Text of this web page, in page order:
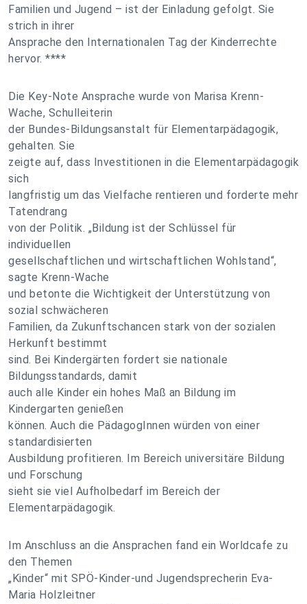
Familien und Jugend – ist der Einladung gefolgt. Sie
strich in ihrer
Ansprache den Internationalen Tag der Kinderrechte
hervor. ****
Die Key-Note Ansprache wurde von Marisa Krenn-
Wache, Schulleiterin
der Bundes-Bildungsanstalt für Elementarpädagogik,
gehalten. Sie
zeigte auf, dass Investitionen in die Elementarpädagogik
sich
langfristig um das Vielfache rentieren und forderte mehr
Tatendrang
von der Politik. „Bildung ist der Schlüssel für
individuellen
gesellschaftlichen und wirtschaftlichen Wohlstand“,
sagte Krenn-Wache
und betonte die Wichtigkeit der Unterstützung von
sozial schwächeren
Familien, da Zukunftschancen stark von der sozialen
Herkunft bestimmt
sind. Bei Kindergärten fordert sie nationale
Bildungsstandards, damit
auch alle Kinder ein hohes Maß an Bildung im
Kindergarten genießen
können. Auch die PädagogInnen würden von einer
standardisierten
Ausbildung profitieren. Im Bereich universitäre Bildung
und Forschung
sieht sie viel Aufholbedarf im Bereich der
Elementarpädagogik.
Im Anschluss an die Ansprachen fand ein Worldcafe zu
den Themen
„Kinder“ mit SPÖ-Kinder-und Jugendsprecherin Eva-
Maria Holzleitner